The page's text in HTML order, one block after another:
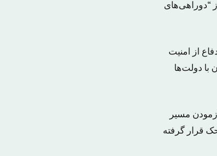
“دوراهی‌های
از امنیت
با دولت‌ها
مسیر
قرار گرفته